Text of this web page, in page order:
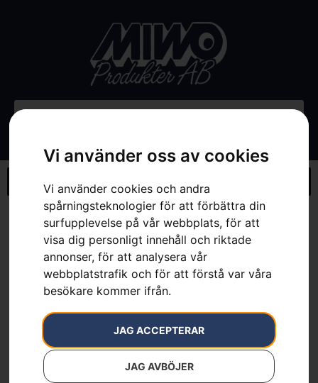
Vi använder oss av cookies
Vi använder cookies och andra
spårningsteknologier för att förbättra din
surfupplevelse på vår webbplats, för att
visa dig personligt innehåll och riktade
annonser, för att analysera vår
webbplatstrafik och för att förstå var våra
besökare kommer ifrån.
JAG ACCEPTERAR
JAG AVBÖJER
Webbutik » Husqvarna batteriväska, motorsåg